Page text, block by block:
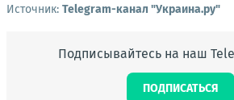
Источник: Telegram-канал "Украина.ру"
Подписывайтесь на наш
ПОДПИСАТЬСЯ